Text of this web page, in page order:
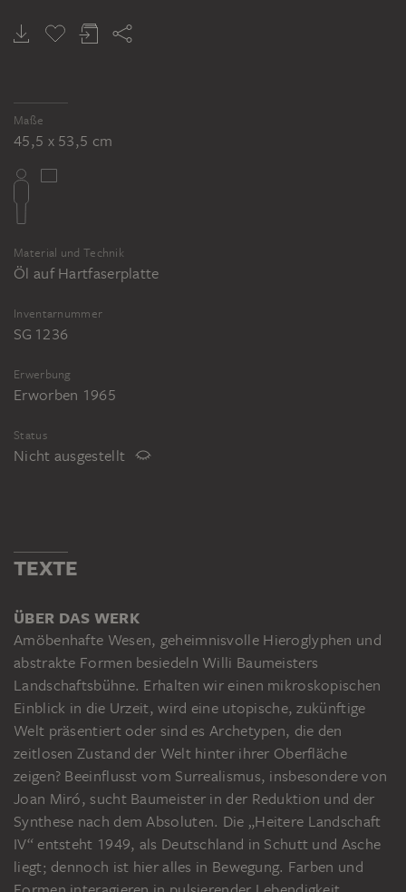
Maße
45,5 x 53,5 cm
Material und Technik
Öl auf Hartfaserplatte
Inventarnummer
SG 1236
Erwerbung
Erworben 1965
Status
Nicht ausgestellt
TEXTE
ÜBER DAS WERK
Amöbenhafte Wesen, geheimnisvolle Hieroglyphen und
abstrakte Formen besiedeln Willi Baumeisters
Landschaftsbühne. Erhalten wir einen mikroskopischen
Einblick in die Urzeit, wird eine utopische, zukünftige
Welt präsentiert oder sind es Archetypen, die den
zeitlosen Zustand der Welt hinter ihrer Oberfläche
zeigen? Beeinflusst vom Surrealismus, insbesondere von
Joan Miró, sucht Baumeister in der Reduktion und der
Synthese nach dem Absoluten. Die „Heitere Landschaft
IV“ entsteht 1949, als Deutschland in Schutt und Asche
liegt; dennoch ist hier alles in Bewegung. Farben und